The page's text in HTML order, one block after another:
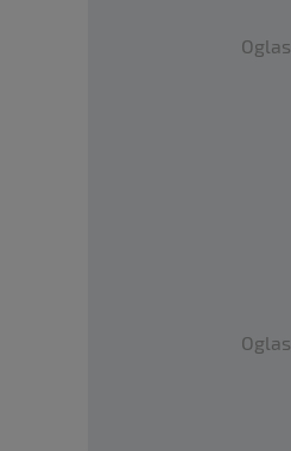
Oglas
Oglas